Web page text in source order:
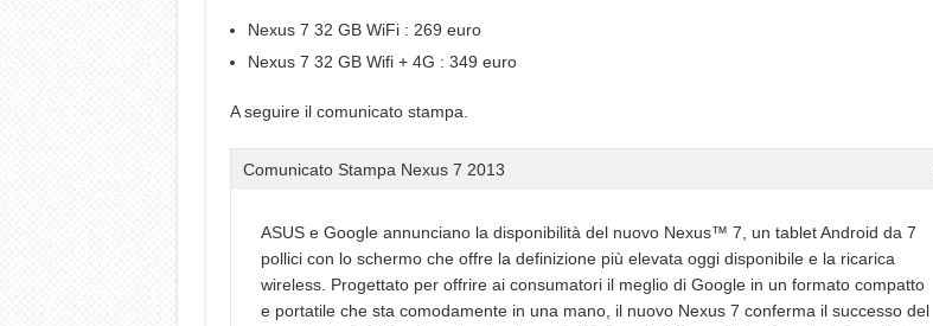
Nexus 7 32 GB WiFi : 269 euro
Nexus 7 32 GB Wifi + 4G : 349 euro
A seguire il comunicato stampa.
Comunicato Stampa Nexus 7 2013
ASUS e Google annunciano la disponibilità del nuovo Nexus™ 7, un tablet Android da 7
pollici con lo schermo che offre la definizione più elevata oggi disponibile e la ricarica
wireless. Progettato per offrire ai consumatori il meglio di Google in un formato compatto
e portatile che sta comodamente in una mano, il nuovo Nexus 7 conferma il successo del